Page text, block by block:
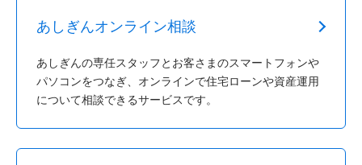
あしぎんオンライン相談
あしぎんの専任スタッフとお客さまのスマートフォンや
パソコンをつなぎ、オンラインで住宅ローンや資産運用
について相談できるサービスです。